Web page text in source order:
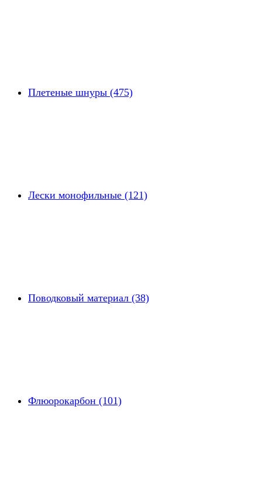
Плетеные шнуры (475)
Лески монофильные (121)
Поводковый материал (38)
Флюорокарбон (101)